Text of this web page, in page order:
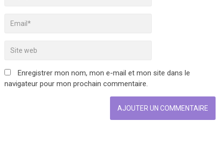
Enregistrer mon nom, mon e-mail et mon site dans le
navigateur pour mon prochain commentaire.